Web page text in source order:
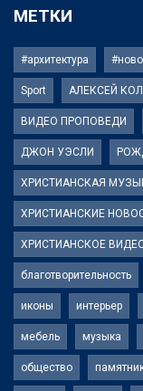
МЕТКИ
#архитектура
Sport АЛЕКСЕЙ
ВИДЕО ПРОПОВЕДИ
ДЖОН УЭСЛИ
ХРИСТИАНСКАЯ
ХРИСТИАНСКИЕ
ХРИСТИАНСКОЕ
благотворительность
иконы интерьер
мебель музыка
общество